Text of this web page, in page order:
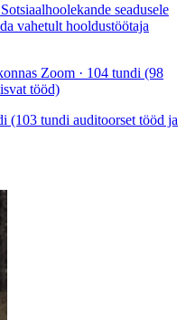
seadusele
vahetult hooldustöötaja
Zoom · 104 tundi (98
tööd)
(103 tundi auditoorset tööd ja